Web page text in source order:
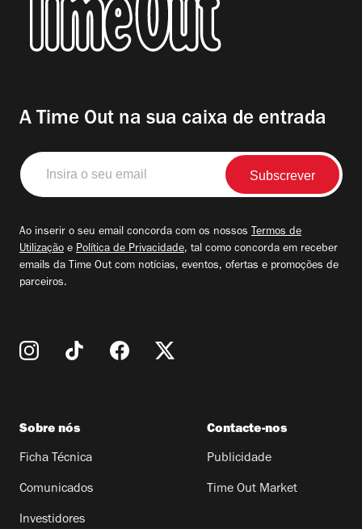
A Time Out na sua caixa de entrada
Insira
o
seu
Ao inserir o seu email concorda com os nossos Termos de
Utilização e Política de Privacidade, tal como concorda em receber
emails da Time Out com notícias, eventos, ofertas e promoções de
parceiros.
Sobre nós
Ficha Técnica
Comunicados
Investidores
Contacte-nos
Publicidade
Time Out Market